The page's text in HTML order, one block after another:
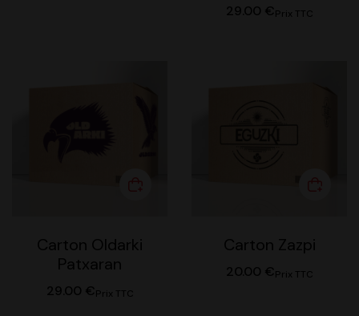
29.00 €Prix TTC
Carton Oldarki
Patxaran
29.00 €Prix TTC
Carton Zazpi
20.00 €Prix TTC